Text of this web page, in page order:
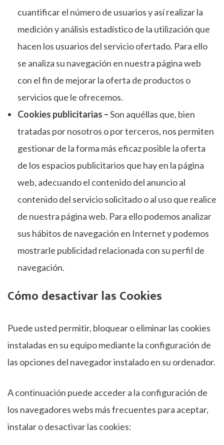
cuantificar el número de usuarios y así realizar la
medición y análisis estadístico de la utilización que
hacen los usuarios del servicio ofertado. Para ello
se analiza su navegación en nuestra página web
con el fin de mejorar la oferta de productos o
servicios que le ofrecemos.
Cookies publicitarias –Son aquéllas que, bien
tratadas por nosotros o por terceros, nos permiten
gestionar de la forma más eficaz posible la oferta
de los espacios publicitarios que hay en la página
web, adecuando el contenido del anuncio al
contenido del servicio solicitado o al uso que realice
de nuestra página web. Para ello podemos analizar
sus hábitos de navegación en Internet y podemos
mostrarle publicidad relacionada con su perfil de
navegación.
Cómo desactivar las Cookies
Puede usted permitir, bloquear o eliminar las cookies
instaladas en su equipo mediante la configuración de
las opciones del navegador instalado en su ordenador.
A continuación puede acceder a la configuración de
los navegadores webs más frecuentes para aceptar,
instalar o desactivar las cookies: